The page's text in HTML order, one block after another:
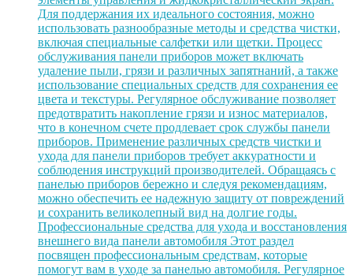
Для поддержания их идеального состояния, можно
использовать разнообразные методы и средства чистки,
включая специальные салфетки или щетки. Процесс
обслуживания панели приборов может включать
удаление пыли, грязи и различных запятнаний, а также
использование специальных средств для сохранения ее
цвета и текстуры. Регулярное обслуживание позволяет
предотвратить накопление грязи и износ материалов,
что в конечном счете продлевает срок службы панели
приборов. Применение различных средств чистки и
ухода для панели приборов требует аккуратности и
соблюдения инструкций производителей. Обращаясь с
панелью приборов бережно и следуя рекомендациям,
можно обеспечить ее надежную защиту от повреждений
и сохранить великолепный вид на долгие годы.
Профессиональные средства для ухода и восстановления
внешнего вида панели автомобиля Этот раздел
посвящен профессиональным средствам, которые
помогут вам в уходе за панелью автомобиля. Регулярное